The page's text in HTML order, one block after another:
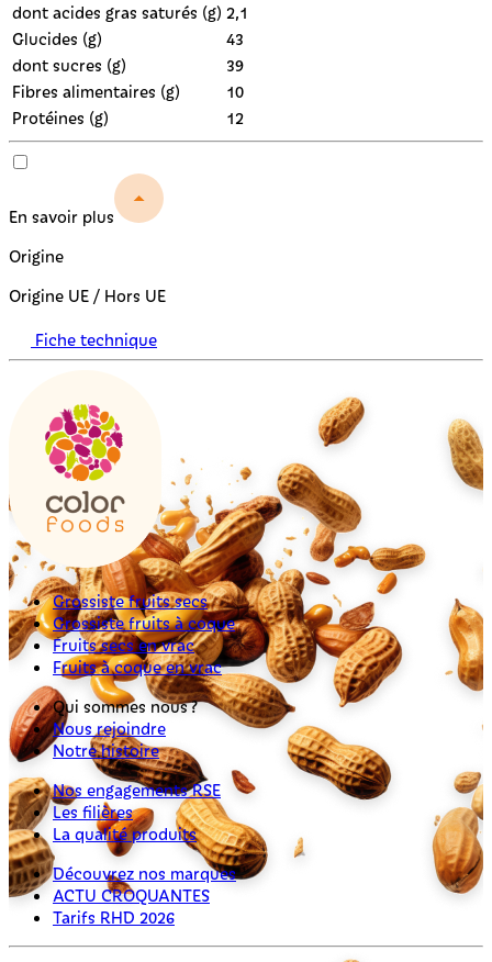
dont acides gras saturés (g) 2,1
Glucides (g)
43
dont sucres (g)
39
Fibres alimentaires (g)
10
Protéines (g)
12
En savoir plus
Origine
Origine UE / Hors UE
Fiche technique
Grossiste fruits secs
Grossiste fruits à coque
Fruits secs en vrac
Fruits à coque en vrac
Qui sommes nous ?
Nous rejoindre
Notre histoire
Nos engagements RSE
Les filières
La qualité produits
Découvrez nos marques
ACTU CROQUANTES
Tarifs RHD 2026